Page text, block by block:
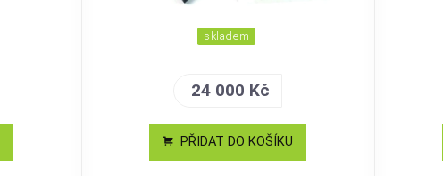
skladem
24 000 Kč
PŘIDAT DO KOŠÍKU